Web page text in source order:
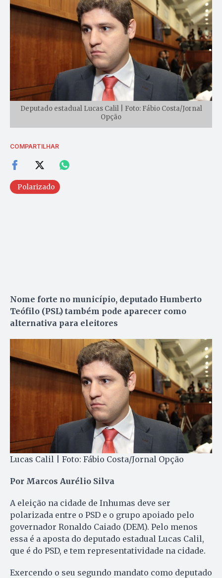
Deputado estadual Lucas Calil | Foto: Fábio Costa/Jornal
Opção
COMPARTILHAR
Polarizado
Nome forte no município, deputado Humberto
Teófilo (PSL) também pode aparecer como
alternativa para eleitores
Lucas Calil | Foto: Fábio Costa/Jornal Opção
Por Marcos Aurélio Silva
A eleição na cidade de Inhumas deve ser
polarizada entre o PSD e o grupo apoiado pelo
governador Ronaldo Caiado (DEM). Pelo menos
essa é a aposta do deputado estadual Lucas Calil,
que é do PSD, e tem representatividade na cidade.
Exercendo o seu segundo mandato como deputado